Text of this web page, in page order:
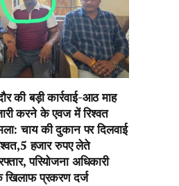
की बड़ी कार्रवाई-आठ माह
करने के एवज में रिश्वत
चाय की दुकान पर दिलवाई
हजार रुपए लेते
परियोजना अधिकारी
खिलाफ प्रकरण दर्ज